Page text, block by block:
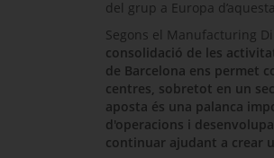
del grup a Europa
Segons el Manufacturing
consolidació de les
de Barcelona ens permet
centres, sobretot en un
aposta és una palanca
d'operacions i
continuar ajudant a crear